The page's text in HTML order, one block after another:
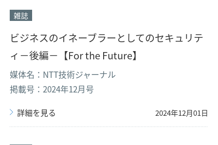
雑誌
ビジネスのイネーブラーとしてのセキュリテ
ィ－後編－【For the Future】
媒体名：NTT技術ジャーナル
掲載号：2024年12月号
詳細を見る 2024年12月01日